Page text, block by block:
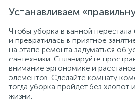
Устанавливаем
Чтобы уборка в ванной
и превратилась в приятное
на этапе ремонта задуматься об
сантехники. Спланируйте
внимание эргономике и
элементов. Сделайте комнату
тогда уборка пройдет без хлопот
жизни.